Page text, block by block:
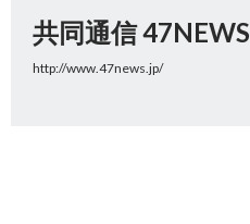
共同通信 47NEWS
http://www.47news.jp/